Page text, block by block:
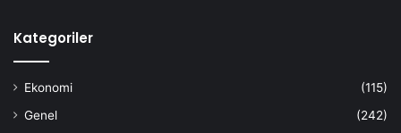
Kategoriler
Ekonomi
(115)
Genel
(242)